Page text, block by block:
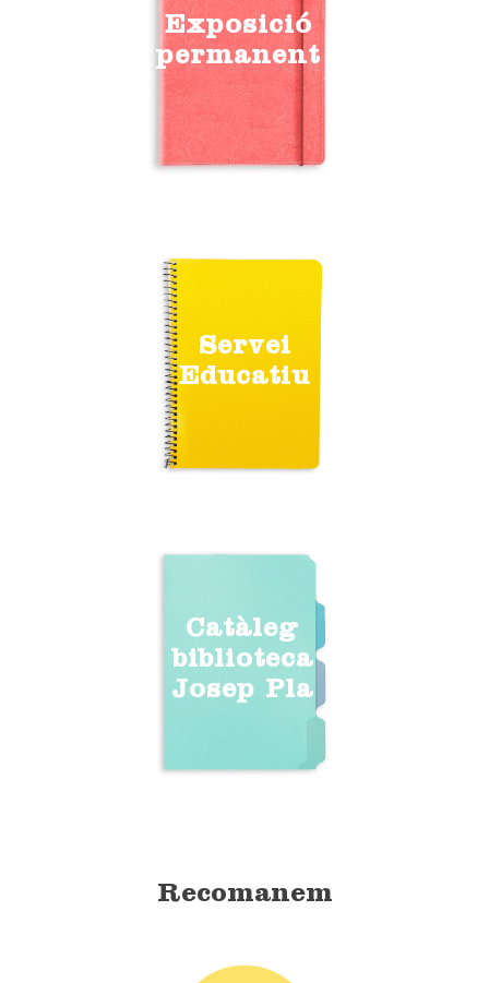
Exposició
permanent
Servei
Educatiu
Catàleg
biblioteca
Josep Pla
Recomanem